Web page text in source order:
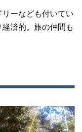
ーなども付いてい
済的。旅の仲間も